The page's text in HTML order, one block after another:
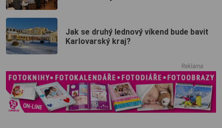
Jak se druhý lednový víkend bude bavit
Karlovarský kraj?
Reklama